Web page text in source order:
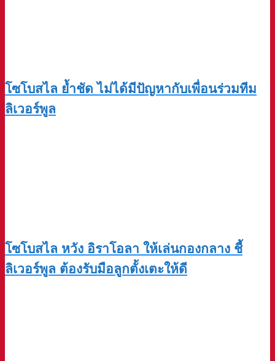
โซโบสไล ย้ำชัด ไม่ได้มีปัญหากับเพื่อนร่วมทีม
ลิเวอร์พูล
โซโบสไล หวัง อิราโอลา ให้เล่นกองกลาง ชี้
ลิเวอร์พูล ต้องรับมือลูกตั้งเตะให้ดี